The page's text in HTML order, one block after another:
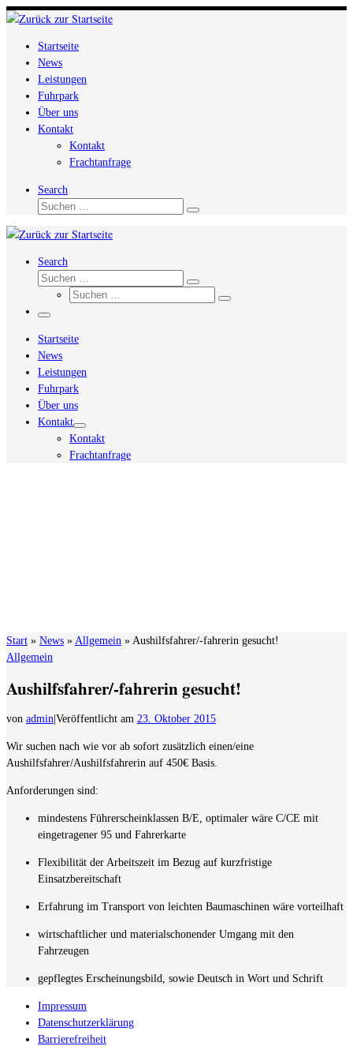
Zum
springenStartseite
News
Leistungen
Fuhrpark
Über uns
Kontakt
Kontakt
Frachtanfrage
Search
Suche
Suchen …
Search
Suche
Suchen …
Suche
Suchen …
Menü
Startseite
News
Leistungen
Fuhrpark
Über uns
Kontakt
Kontakt
Frachtanfrage
Start » News »Allgemein »Aushilfsfahrer/-fahrerin gesucht!
Allgemein
Aushilfsfahrer/-fahrerin gesucht!
von admin|Veröffentlicht am 23. Oktober 2015
Wir suchen nach wie vor ab sofort zusätzlich einen/eine
Aushilfsfahrer/Aushilfsfahrerin auf 450€ Basis.
Anforderungen sind:
mindestens Führerscheinklassen B/E, optimaler wäre C/CE mit
eingetragener 95 und Fahrerkarte
Flexibilität der Arbeitszeit im Bezug auf kurzfristige
Einsatzbereitschaft
Erfahrung im Transport von leichten Baumaschinen wäre vorteilhaft
wirtschaftlicher und materialschonender Umgang mit den
Fahrzeugen
gepflegtes Erscheinungsbild, sowie Deutsch in Wort und Schrift
Impressum
Datenschutzerklärung
Barrierefreiheit